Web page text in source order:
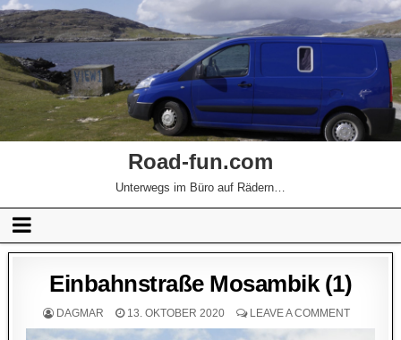
Road-fun.com
Unterwegs im Büro auf Rädern…
Einbahnstraße Mosambik (1)
DAGMAR 13. OKTOBER 2020 LEAVE A COMMENT